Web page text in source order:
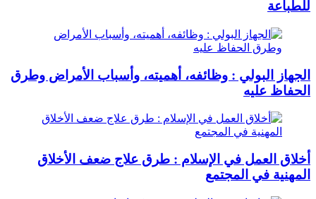
للطباعة
الجهاز البولي : وظائفه، أهميته، وأسباب الأمراض وطرق
الحفاظ عليه
أخلاق العمل في الإسلام : طرق علاج ضعف الأخلاق
المهنية في المجتمع